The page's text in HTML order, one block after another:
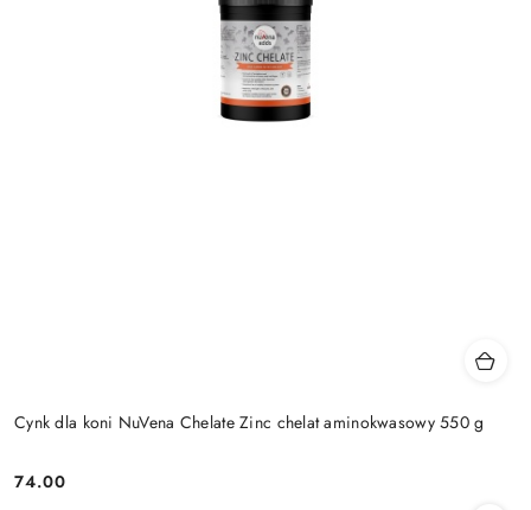
Cynk dla koni NuVena Chelate Zinc chelat aminokwasowy 550 g
Cena:
74.00